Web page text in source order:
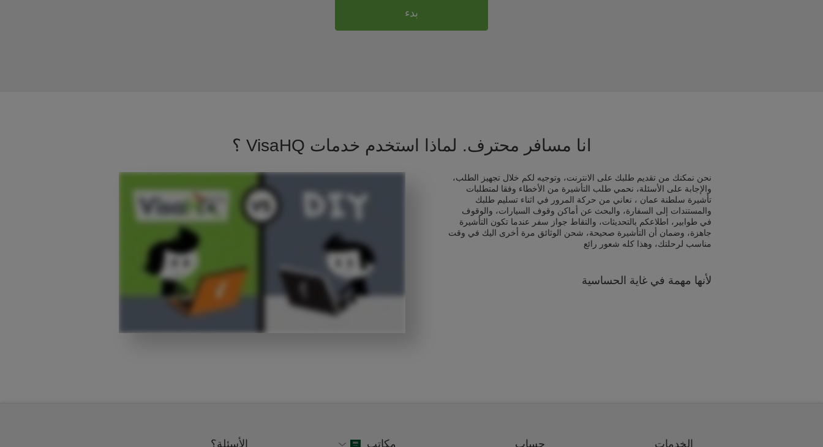
بدء
انا مسافر محترف. لماذا استخدم خدمات VisaHQ ؟
نحن نمكنك من تقديم طلبك على الانترنت، وتوجيه لكم خلال تجهيز الطلب،
والإجابة على الأسئلة، نحمي طلب التأشيرة من الأخطاء وفقا لمتطلبات
تأشيرة سلطنة عمان ، نعاني من حركة المرور في اثناء تسليم طلبك
والمستندات إلى السفارة، والبحث عن أماكن وقوف السيارات، والوقوف
في طوابير، اطلاعكم بالتحديثات، والتقاط جواز سفر عندما تكون التأشيرة
جاهزة، وضمان أن التأشيرة صحيحة، شحن الوثائق مرة أخرى اليك في وقت
مناسب لرحلتك، وهذا كله شعور رائع
لأنها مهمة في غاية الحساسية
الخدمات حساب مكاتب الأسئلة؟